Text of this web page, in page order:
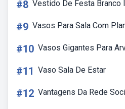
#8 Vestido De Festa Branco
#9 Vasos Para Sala Com
#10 Vasos Gigantes Para
#11 Vaso Sala De Estar
#12 Vantagens Da Rede